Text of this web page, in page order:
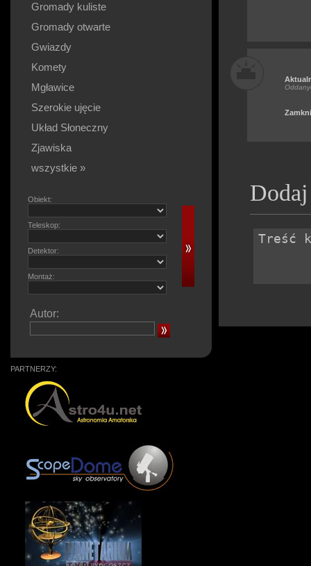
Gromady kuliste
Gromady otwarte
Gwiazdy
Komety
Mgławice
Szerokie ujęcie
Układ Słoneczny
Zjawiska
wszystkie »
Obiekt:
Teleskop:
Detektor:
Montaż:
Autor:
PARTNERZY: